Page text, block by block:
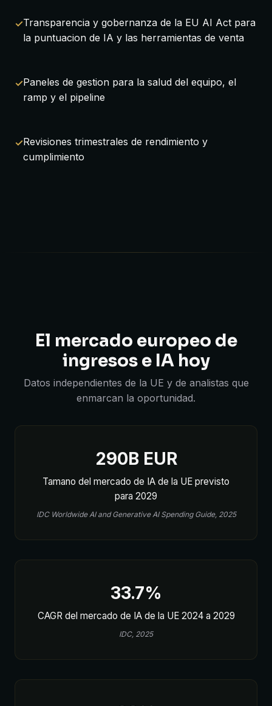
Transparencia y gobernanza de la EU AI Act para
la puntuacion de IA y las herramientas de venta
Paneles de gestion para la salud del equipo, el
ramp y el pipeline
Revisiones trimestrales de rendimiento y
cumplimiento
El mercado europeo de
ingresos e IA hoy
Datos independientes de la UE y de analistas que
enmarcan la oportunidad.
290B EUR
Tamano del mercado de IA de la UE previsto
para 2029
IDC Worldwide AI and Generative AI Spending Guide, 2025
33.7%
CAGR del mercado de IA de la UE 2024 a 2029
IDC, 2025